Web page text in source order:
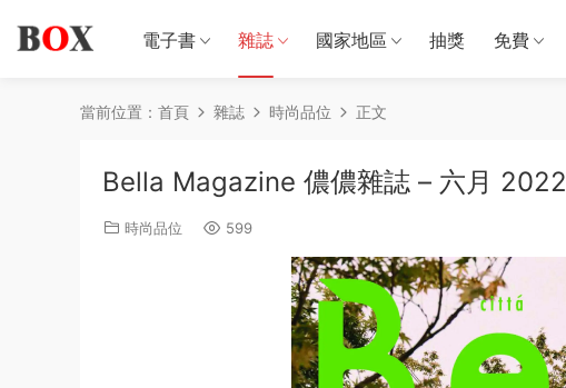
電子書 雜誌 國家地區 抽獎 免費
當前位置： 首頁 雜誌 時尚品位 正文
Bella Magazine 儂儂雜誌 – 六月 2022
時尚品位 599